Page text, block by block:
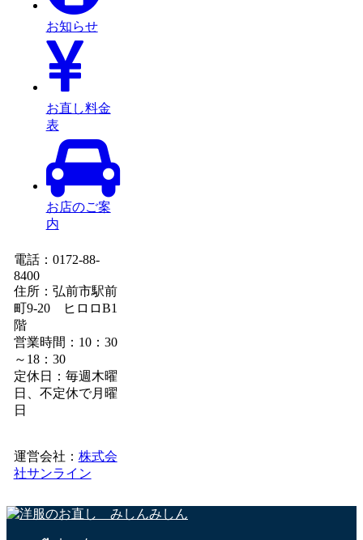
お知らせ
お直し料金
表
お店のご案
内
電話：0172-88-
8400
住所：弘前市駅前
町9-20 ヒロロB1
階
営業時間：10：30
～18：30
定休日：毎週木曜
日、不定休で月曜
日
運営会社： 株式会
社サンライン